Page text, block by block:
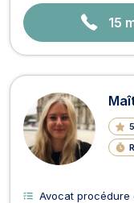
15
5
Avocat procédure